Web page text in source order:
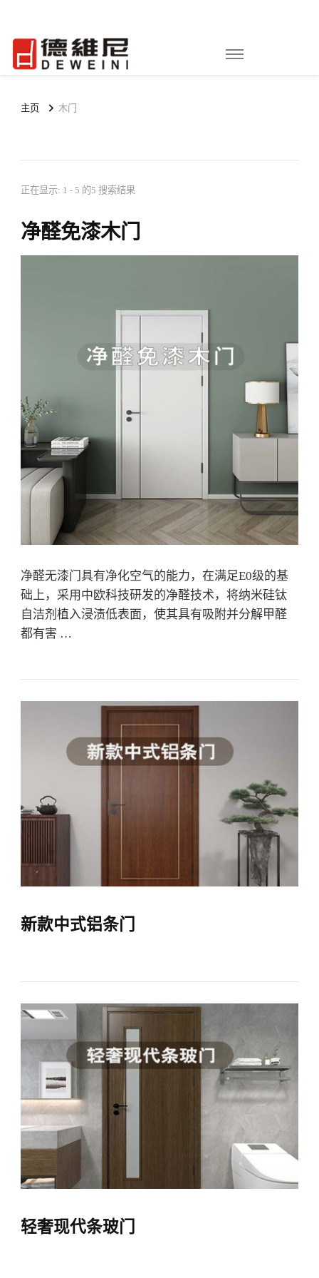
主页 木门
正在显示: 1 - 5 的5 搜索结果
净醛免漆木门
净醛无漆门具有净化空气的能力，在满足E0级的基
础上，采用中欧科技研发的净醛技术，将纳米硅钛
自洁剂植入浸渍低表面，使其具有吸附并分解甲醛
都有害 …
新款中式铝条门
轻奢现代条玻门